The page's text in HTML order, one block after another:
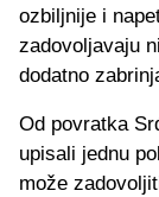
ozbiljnije i
zadovoljavaju
dodatno
Od povratka
upisali jednu
može